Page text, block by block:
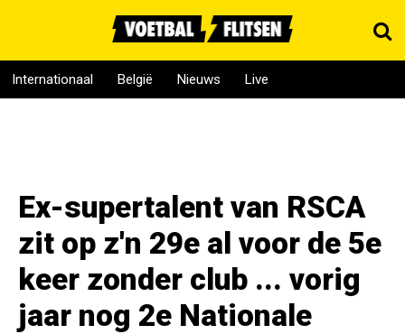
Internationaal België Nieuws Live
Ex-supertalent van RSCA
zit op z'n 29e al voor de 5e
keer zonder club ... vorig
jaar nog 2e Nationale